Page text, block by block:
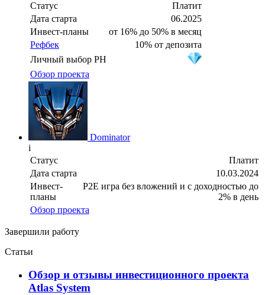
Статус
Платит
Дата старта
06.2025
Инвест-планы
от 16% до 50% в месяц
Рефбек
10% от депозита
Личный выбор PH
Обзор проекта
Dominator
i
Статус
Платит
Дата старта
10.03.2024
Инвест-
планы
P2E игра без вложений и с доходностью до
2% в день
Обзор проекта
Завершили работу
Статьи
Oбзор и отзывы инвестиционного проекта
Atlas System